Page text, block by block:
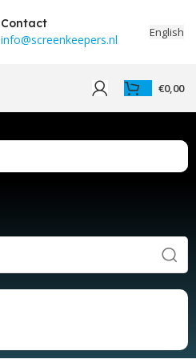
Contact
info@screenkeepers.nl English
€0,00